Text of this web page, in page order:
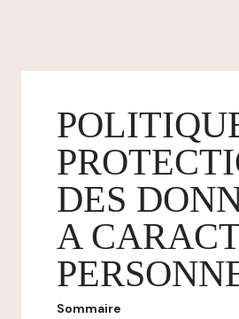
DES
A
Sommaire